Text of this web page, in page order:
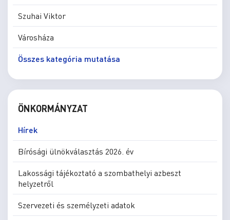
Szuhai Viktor
Városháza
Összes kategória mutatása
ÖNKORMÁNYZAT
Hírek
Bírósági ülnökválasztás 2026. év
Lakossági tájékoztató a szombathelyi azbeszt
helyzetről
Szervezeti és személyzeti adatok